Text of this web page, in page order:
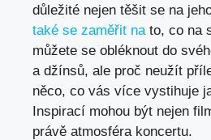
důležité nejen těšit se na
také se zaměřit na to, co na
můžete se obléknout do
a džínsů, ale proč neužít
něco, co vás více vystihuje
Inspirací mohou být nejen
právě atmosféra koncertu.